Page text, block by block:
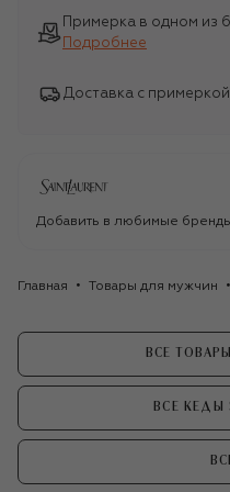
Примерка в одном из
Подробнее
Доставка с примеркой
Добавить в любимые
Главная Товары для мужчин
ВСЕ ТОВАРЫ
ВСЕ КЕДЫ